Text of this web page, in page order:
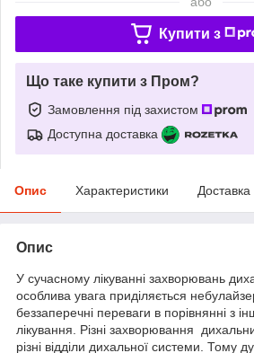
Купити з
Що таке купити з Пром?
Замовлення під захистом
Доступна доставка
Опис Характеристики Доставка
Опис
У сучасному лікуванні захворювань
особлива увага приділяється
беззаперечні переваги в порівнянні з
лікування. Різні захворювання
різні відділи дихальної системи. Тому